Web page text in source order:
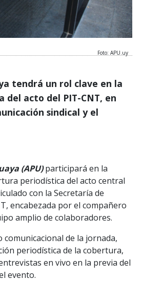
Foto: APU.uy
tendrá un rol clave en la
del acto del PIT-CNT, en
sindical y el
(APU)participará en la
periodística del acto central
con la Secretaría de
encabezada por el compañero
amplio de colaboradores.
comunicacional de la jornada,
periodística de la cobertura,
en vivo en la previa del
evento.